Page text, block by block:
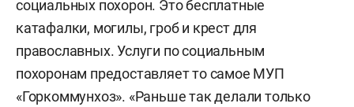
социальных похорон. Это бесплатные
катафалки, могилы, гроб и крест для
православных. Услуги по социальным
похоронам предоставляет то самое МУП
«Горкоммунхоз». «Раньше так делали только